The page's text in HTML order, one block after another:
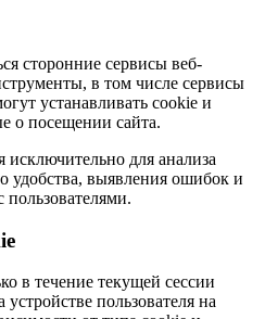
сторонние сервисы веб-
в том числе сервисы
устанавливать cookie и
о посещении сайта.
для анализа
удобства, выявления ошибок и
пользователями.
в течение текущей сессии
устройстве пользователя на